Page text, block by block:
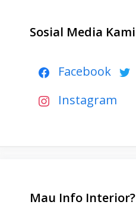
Sosial Media Kami
Facebook
Instagram
Mau Info Interior?